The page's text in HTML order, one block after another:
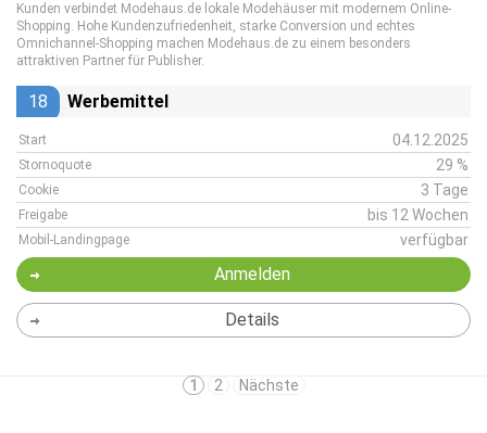
Kunden verbindet Modehaus.de lokale Modehäuser mit modernem Online-
Shopping. Hohe Kundenzufriedenheit, starke Conversion und echtes
Omnichannel-Shopping machen Modehaus.de zu einem besonders
attraktiven Partner für Publisher.
18 Werbemittel
Start 04.12.2025
Stornoquote 29 %
Cookie 3 Tage
Freigabe bis 12 Wochen
Mobil-Landingpage verfügbar
Anmelden
Details
1 2 Nächste